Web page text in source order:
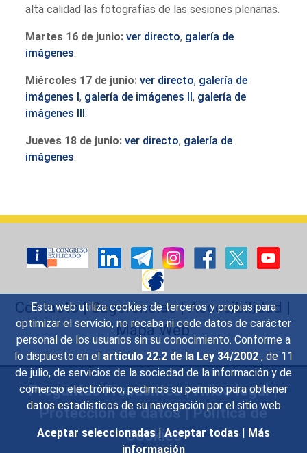
Esta web utiliza cookies de terceros y propias para
optimizar el servicio, no recaba ni cede datos de carácter
personal de los usuarios sin su conocimiento. Conforme a
lo dispuesto en el artículo 22.2 de la Ley 34/2002 , de 11
de julio, de servicios de la sociedad de la información y de
comercio electrónico, pedimos su permiso para obtener
datos estadísticos de su navegación por el sitio web
Aceptar seleccionadas | Aceptar todas | Más
información
alta calidad las fotografías de las sesiones plenarias.
Martes 16 de junio: ver directo, galería de
imágenes
Miércoles 17 de junio: ver directo, galería de
imágenes I, galería de imágenes II, galería de
imágenes III
Jueves 18 de junio: ver directo, galería de
imágenes
Contacto|Sugerencias|Accesibilidad |
Mapa Web
Preguntas Frecuentes|Aviso legal|
Protección de datos|Política de
Cookies